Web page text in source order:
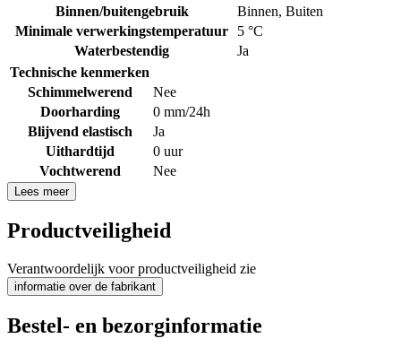
Binnen/buitengebruik
Binnen, Buiten
Minimale verwerkingstemperatuur
5 °C
Waterbestendig
Ja
Technische kenmerken
Schimmelwerend
Nee
Doorharding
0 mm/24h
Blijvend elastisch
Ja
Uithardtijd
0 uur
Vochtwerend
Nee
Lees meer
Productveiligheid
Verantwoordelijk voor productveiligheid zie
informatie over de fabrikant
Bestel- en bezorginformatie